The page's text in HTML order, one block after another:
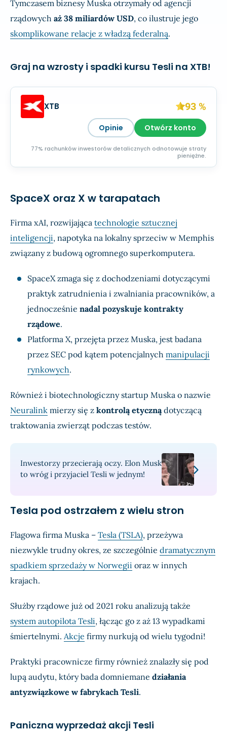
Tymczasem biznesy Muska otrzymały od agencji
rządowych aż 38 miliardów USD, co ilustruje jego
skomplikowane relacje z władzą federalną.
Graj na wzrosty i spadki kursu Tesli na XTB!
XTB 93 %
Opinie Otwórz konto
77% rachunków inwestorów detalicznych odnotowuje straty
pieniężne.
SpaceX oraz X w tarapatach
Firma xAI, rozwijająca technologie sztucznej
inteligencji, napotyka na lokalny sprzeciw w Memphis
związany z budową ogromnego superkomputera.
SpaceX zmaga się z dochodzeniami dotyczącymi
praktyk zatrudnienia i zwalniania pracowników, a
jednocześnie nadal pozyskuje kontrakty
rządowe.
Platforma X, przejęta przez Muska, jest badana
przez SEC pod kątem potencjalnych manipulacji
rynkowych.
Również i biotechnologiczny startup Muska o nazwie
Neuralink mierzy się z kontrolą etycznądotyczącą
traktowania zwierząt podczas testów.
Inwestorzy przecierają oczy. Elon Musk
to wróg i przyjaciel Tesli w jednym!
Tesla pod ostrzałem z wielu stron
Flagowa firma Muska – Tesla (TSLA), przeżywa
niezwykle trudny okres, ze szczególnie dramatycznym
spadkiem sprzedaży w Norwegii oraz w innych
krajach.
Służby rządowe już od 2021 roku analizują także
system autopilota Tesli, łącząc go z aż 13 wypadkami
śmiertelnymi. Akcje firmy nurkują od wielu tygodni!
Praktyki pracownicze firmy również znalazły się pod
lupą audytu, który bada domniemane działania
antyzwiązkowe w fabrykach Tesli.
Paniczna wyprzedaż akcji Tesli